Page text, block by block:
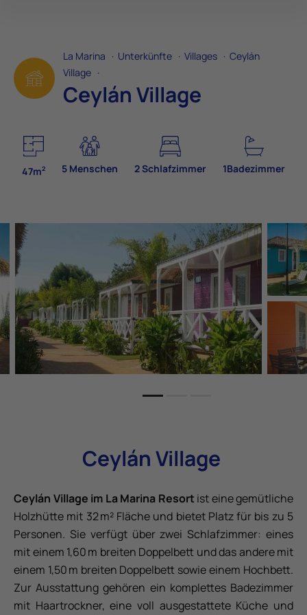
La Marina · Unterkünfte · Villages · Ceylán
Village ·
Ceylán Village
47m2 5 Menschen 2 Schlafzimmer 1Badezimmer
Ceylán Village
Ceylán Village im La Marina Resort ist eine gemütliche
Holzhütte mit 32 m² Fläche und bietet Platz für bis zu 5
Personen. Sie verfügt über zwei Schlafzimmer: eines
mit einem 1,60 m breiten Doppelbett und das andere mit
einem 1,50 m breiten Doppelbett sowie einem Hochbett.
Zur Ausstattung gehören ein komplettes Badezimmer
mit Haartrockner, eine voll ausgestattete Küche und